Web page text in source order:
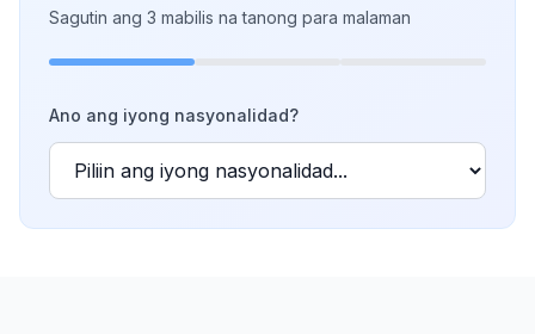
Sagutin ang 3 mabilis na tanong para malaman
Ano ang iyong nasyonalidad?